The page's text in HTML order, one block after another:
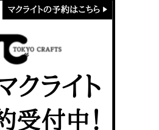
）登山体験レポ
ン最後の雪山を堪能してきた
きの流れを確認
券をふるさと納税でゲット！おすすめ
してみた
ツならダナー！3つの理由とおすすめア
@小倉店
編〜
7選！家にいながらおしゃれキャンプ♪
取』について
判は？人気焚き火台の魅力・気になる
シピをご紹介
ヶ岳テント泊登山、赤岳〜横岳〜硫黄
のご紹介
べき？｜サロモンの定番シューズで解
ック容量別12選｜目的別の選び方も合
とおすすめ7選
加型の動画マップ「クライミングチャ
ゴサンド』の作り方
動物で一番怖いのは【17＃自分のキャ
すすめウェアを紹介
ューに最適！サウスフィールドのお
すすめウェアを紹介
ューに最適！サウスフィールドのお
解説&ご紹介
級〜中級者向け】
頃のトレーニングから中距離レースま
！便利アイテムも
なくなったキャンプ道具の行方！【初
すめを紹介
ポイントで揃えよう！種類別で人気ア
10選！基本タックルから選び方まで紹介
すめリュック9選
ンドに込められた想いとは！？おすす
プ事情をご紹介Part.1〜ロサンゼルス
さんに教わる！簡単『フルーツシロ
ロップ』の作り方
さんに教わる！簡単アウトドアスイ
の作り方
モチ『ベーグル』の作り方
さんに教わる！ピリ辛が後引くうま